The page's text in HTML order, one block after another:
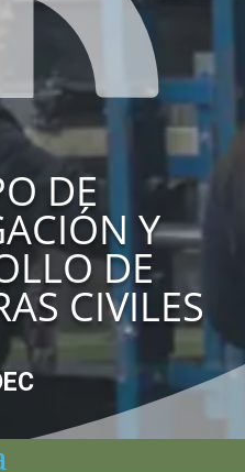
DE
Y
DE
CIVILES